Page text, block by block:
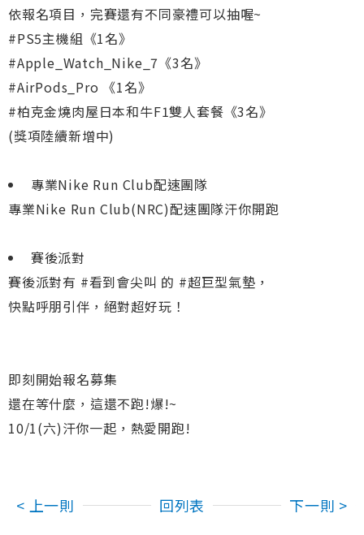
依報名項目，完賽還有不同豪禮可以抽喔~
#PS5主機組《1名》
#Apple_Watch_Nike_7《3名》
#AirPods_Pro 《1名》
#柏克金燒肉屋日本和牛F1雙人套餐《3名》
(獎項陸續新增中)
專業Nike Run Club配速團隊
專業Nike Run Club(NRC)配速團隊汗你開跑
賽後派對
賽後派對有 #看到會尖叫 的 #超巨型氣墊，
快點呼朋引伴，絕對超好玩！
即刻開始報名募集
還在等什麼，這還不跑!爆!~
10/1(六)汗你一起，熱愛開跑!
< 上一則 回列表 下一則 >